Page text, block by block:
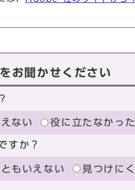
お聞かせください
ない 役に立たなかった
すか？
もいえない 見つけに